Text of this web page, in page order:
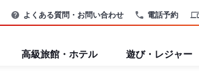
電話予約
よくある質問・お問い合わせ
高級旅館・ホテル 遊び・レジャー